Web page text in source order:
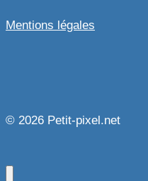
Mentions légales
© 2026 Petit-pixel.net